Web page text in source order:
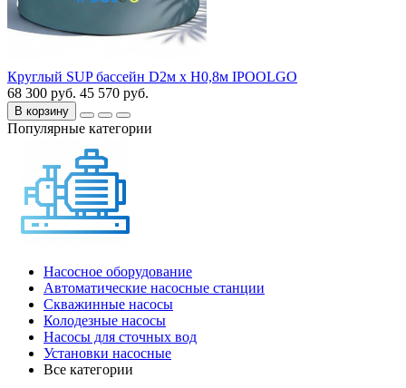
Круглый SUP бассейн D2м х H0,8м IPOOLGO
68 300 руб. 45 570 руб.
В корзину
Популярные категории
Насосное оборудование
Автоматические насосные станции
Скважинные насосы
Колодезные насосы
Насосы для сточных вод
Установки насосные
Все категории